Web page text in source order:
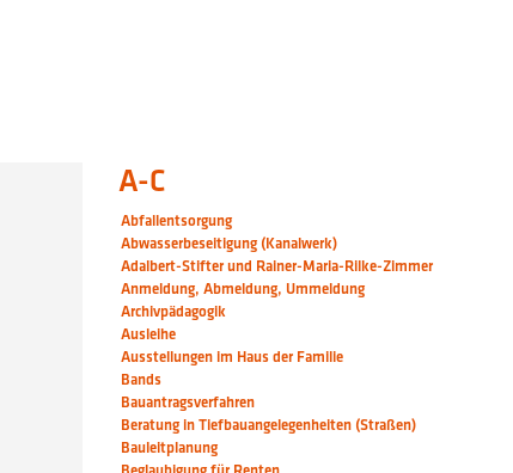
A-C
Abfallentsorgung
Abwasserbeseitigung (Kanalwerk)
Adalbert-Stifter und Rainer-Maria-Rilke-Zimmer
Anmeldung, Abmeldung, Ummeldung
Archivpädagogik
Ausleihe
Ausstellungen im Haus der Familie
Bands
Bauantragsverfahren
Beratung in Tiefbauangelegenheiten (Straßen)
Bauleitplanung